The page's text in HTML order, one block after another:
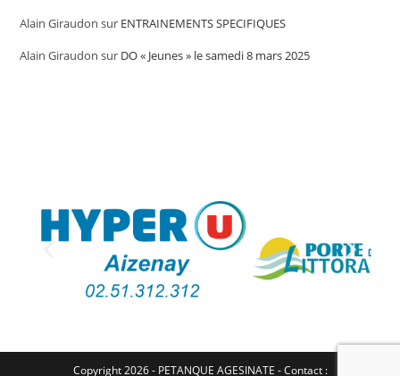
Alain Giraudon sur ENTRAINEMENTS SPECIFIQUES
Alain Giraudon sur DO « Jeunes » le samedi 8 mars 2025
Copyright 2026 - PETANQUE AGESINATE - Contact :